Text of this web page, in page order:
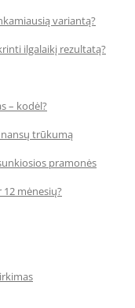
variantą?
ilgalaikį rezultatą?
– kodėl?
trūkumą
pramonės
mėnesių?